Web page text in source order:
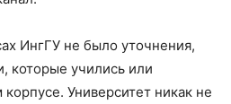
ИнгГУ не было уточнения,
которые учились или
Университет никак не